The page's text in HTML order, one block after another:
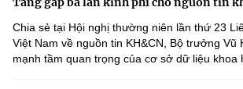
Chia sẻ tại Hội nghị thường niên lần thứ 23
Việt Nam về nguồn tin KH&CN, Bộ trưởng Vũ
mạnh tầm quan trọng của cơ sở dữ liệu khoa